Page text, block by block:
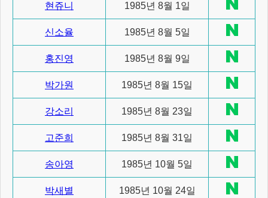
현쥬니 1985년 8월 1일
신소율 1985년 8월 5일
홍진영 1985년 8월 9일
박가원 1985년 8월 15일
강소리 1985년 8월 23일
고준희 1985년 8월 31일
송아영 1985년 10월 5일
박새별 1985년 10월 24일